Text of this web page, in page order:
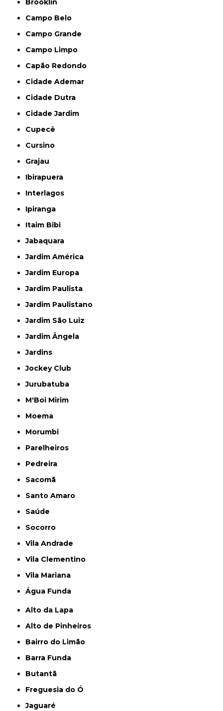
Brooklin
Campo Belo
Campo Grande
Campo Limpo
Capão Redondo
Cidade Ademar
Cidade Dutra
Cidade Jardim
Cupecê
Cursino
Grajau
Ibirapuera
Interlagos
Ipiranga
Itaim Bibi
Jabaquara
Jardim América
Jardim Europa
Jardim Paulista
Jardim Paulistano
Jardim São Luiz
Jardim Ângela
Jardins
Jockey Club
Jurubatuba
M'Boi Mirim
Moema
Morumbi
Parelheiros
Pedreira
Sacomã
Santo Amaro
Saúde
Socorro
Vila Andrade
Vila Clementino
Vila Mariana
Água Funda
Alto da Lapa
Alto de Pinheiros
Bairro do Limão
Barra Funda
Butantã
Freguesia do Ó
Jaguaré